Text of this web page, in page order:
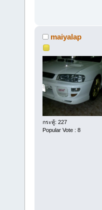
maiyalap
กระทู้: 227
Popular Vote : 8